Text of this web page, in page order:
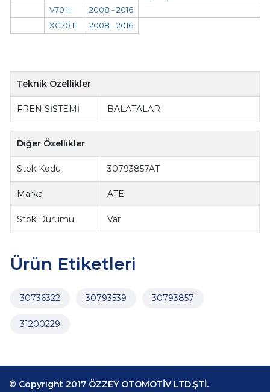
V70 III
2008 - 2016
XC70 III
2008 - 2016
Teknik Özellikler
FREN SİSTEMİ BALATALAR
Diğer Özellikler
Stok Kodu 30793857AT
Marka ATE
Stok Durumu Var
Ürün Etiketleri
30736322 30793539 30793857
31200229
© Copyright 2017 ÖZZEY OTOMOTİV LTD.ŞTİ.